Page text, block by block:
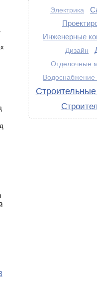
Электрика
Инженерные
Дизайн
Отделочные
Водоснабжение